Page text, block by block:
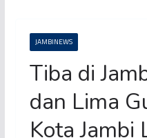
JAMBINEWS
Tiba di
dan Lima
Kota Jambi